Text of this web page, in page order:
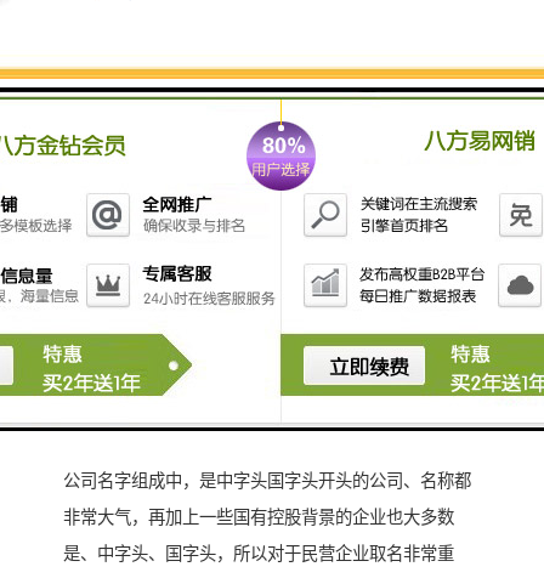
少，所以不具体说了）
以上前两种为常规型，核这种名字也有一些前置的条
件，具体欢迎咨询
三 对于中字头、国字头公司名称及核名介绍：
公司名字组成中，是中字头国字头开头的公司、名称都
非常大气，再加上一些国有控股背景的企业也大多数
是、中字头、国字头，所以对于民营企业取名非常重